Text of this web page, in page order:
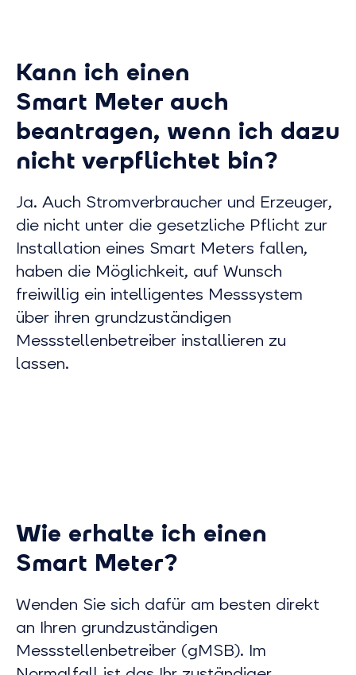
Kann ich einen
Smart Meter auch
beantragen, wenn ich dazu
nicht verpflichtet bin?
Ja. Auch Stromverbraucher und Erzeuger,
die nicht unter die gesetzliche Pflicht zur
Installation eines Smart Meters fallen,
haben die Möglichkeit, auf Wunsch
freiwillig ein intelligentes Messsystem
über ihren grundzuständigen
Messstellenbetreiber installieren zu
lassen.
Wie erhalte ich einen
Smart Meter?
Wenden Sie sich dafür am besten direkt
an Ihren grundzuständigen
Messstellenbetreiber (gMSB). Im